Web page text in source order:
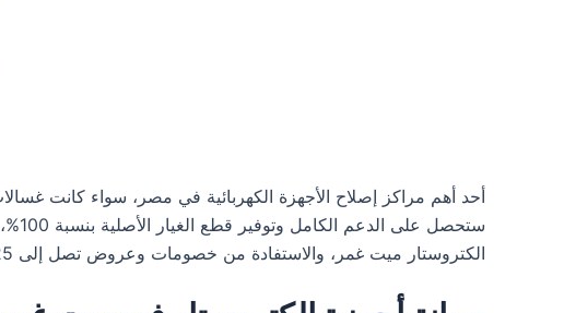
أحد أهم مراكز إصلاح الأجهزة الكهربائية في مصر، سواء كانت
الكتروستار ميت غمر، والاستفادة من خصومات وعروض تصل إلى 25% وأكثر، لتحظى بأفضل تجربة خدمة.